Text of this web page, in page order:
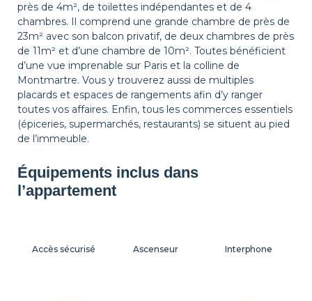
près de 4m², de toilettes indépendantes et de 4
chambres. Il comprend une grande chambre de près de
23m² avec son balcon privatif, de deux chambres de près
de 11m² et d’une chambre de 10m². Toutes bénéficient
d’une vue imprenable sur Paris et la colline de
Montmartre. Vous y trouverez aussi de multiples
placards et espaces de rangements afin d’y ranger
toutes vos affaires. Enfin, tous les commerces essentiels
(épiceries, supermarchés, restaurants) se situent au pied
de l’immeuble.
Équipements inclus dans
l’appartement
Accès sécurisé Ascenseur Interphone